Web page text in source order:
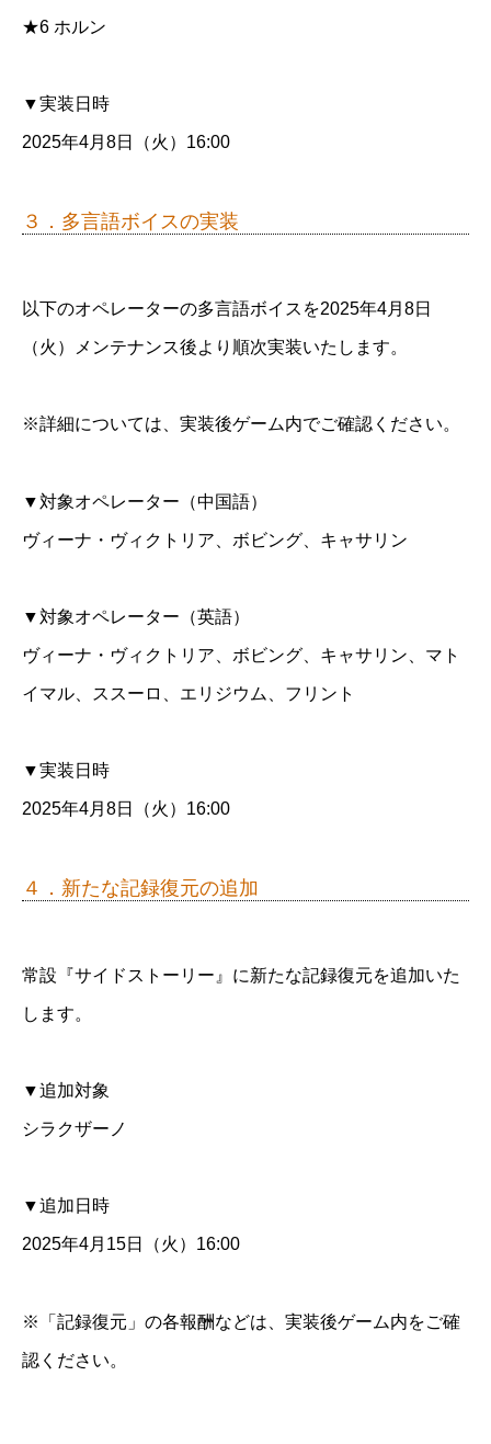
★6 ホルン
▼実装日時
2025年4月8日（火）16:00
３．多言語ボイスの実装
以下のオペレーターの多言語ボイスを2025年4月8日
（火）メンテナンス後より順次実装いたします。
※詳細については、実装後ゲーム内でご確認ください。
▼対象オペレーター（中国語）
ヴィーナ・ヴィクトリア、ボビング、キャサリン
▼対象オペレーター（英語）
ヴィーナ・ヴィクトリア、ボビング、キャサリン、マト
イマル、ススーロ、エリジウム、フリント
▼実装日時
2025年4月8日（火）16:00
４．新たな記録復元の追加
常設『サイドストーリー』に新たな記録復元を追加いた
します。
▼追加対象
シラクザーノ
▼追加日時
2025年4月15日（火）16:00
※「記録復元」の各報酬などは、実装後ゲーム内をご確
認ください。